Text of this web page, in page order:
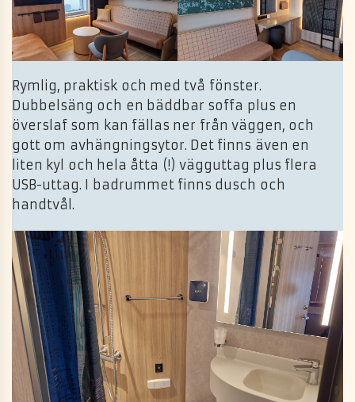
Rymlig, praktisk och med två fönster.
Dubbelsäng och en bäddbar soffa plus en
överslaf som kan fällas ner från väggen, och
gott om avhängningsytor. Det finns även en
liten kyl och hela åtta (!) vägguttag plus flera
USB-uttag. I badrummet finns dusch och
handtvål.